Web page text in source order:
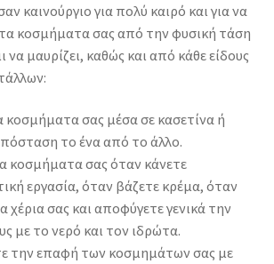
καινούργιο για πολύ καιρό και για να
κοσμήματα σας από την φυσική τάση
να μαυρίζει, καθώς και από κάθε είδους
κοσμήματα σας μέσα σε κασετίνα ή
το ένα από το άλλο.
κοσμήματα σας όταν κάνετε
εργασία, όταν βάζετε κρέμα, όταν
χέρια σας και αποφύγετε γενικά την
με το νερό και τον ιδρώτα.
την επαφή των κοσμημάτων σας με